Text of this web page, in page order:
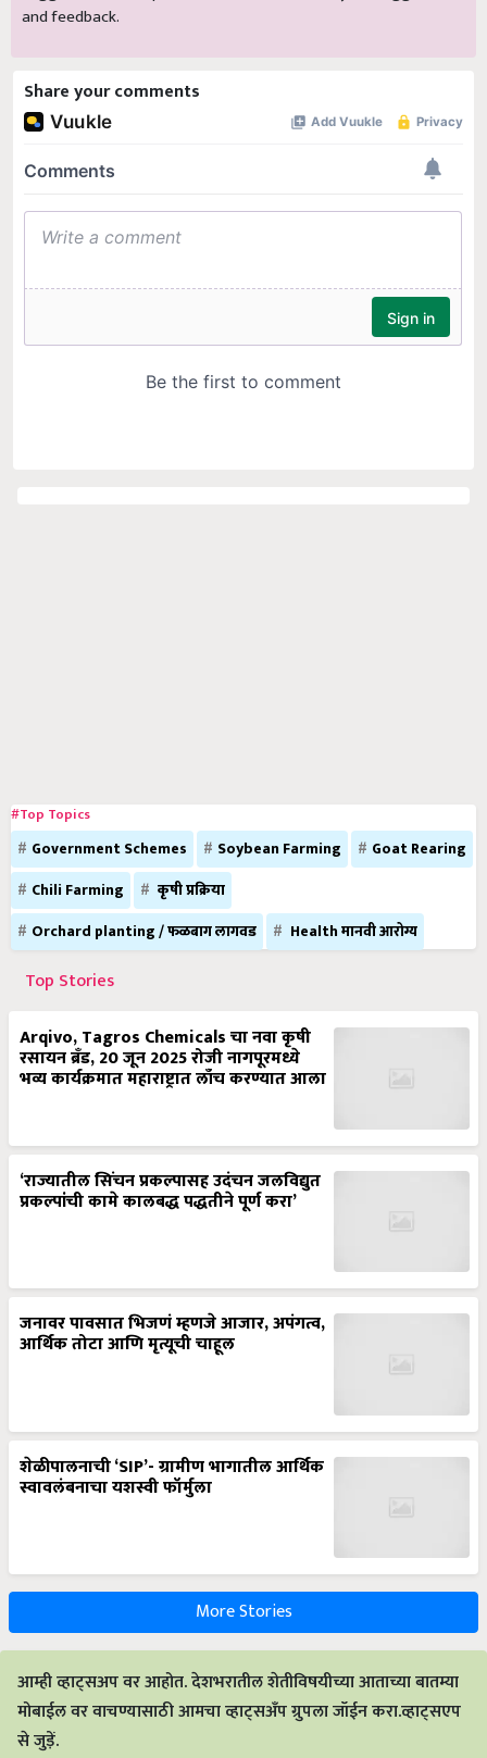
and feedback.
Share your comments
#Top Topics
Government Schemes Soybean Farming
Goat Rearing
Chili Farming
कृषी प्रक्रिया
Orchard planting / फळबाग लागवड
Health मानवी आरोग्य
Top Stories
Arqivo, Tagros Chemicals चा नवा कृषी
रसायन ब्रँड, 20 जून 2025 रोजी नागपूरमध्ये
भव्य कार्यक्रमात महाराष्ट्रात लाँच करण्यात आला
‘राज्यातील सिंचन प्रकल्पासह उदंचन जलविद्युत
प्रकल्पांची कामे कालबद्ध पद्धतीने पूर्ण करा’
जनावर पावसात भिजणं म्हणजे आजार, अपंगत्व,
आर्थिक तोटा आणि मृत्यूची चाहूल
शेळीपालनाची ‘SIP’- ग्रामीण भागातील आर्थिक
स्वावलंबनाचा यशस्वी फॉर्मुला
More Stories
आम्ही व्हाट्सअप वर आहोत. देशभरातील शेतीविषयीच्या आताच्या बातम्या
मोबाईल वर वाचण्यासाठी आमचा व्हाट्सअँप ग्रुपला जॉईन करा.व्हाट्सएप
से जुड़ें.